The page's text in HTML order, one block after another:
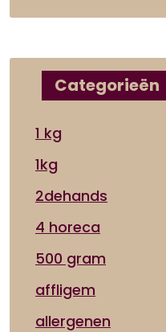
Categorieën
1 kg
1kg
2dehands
4 horeca
500 gram
affligem
allergenen